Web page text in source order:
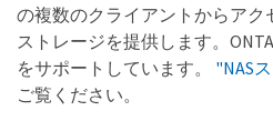
の複数のクライアントからア
ストレージを提供します。
をサポートしています。 "NAS
ご覧ください。